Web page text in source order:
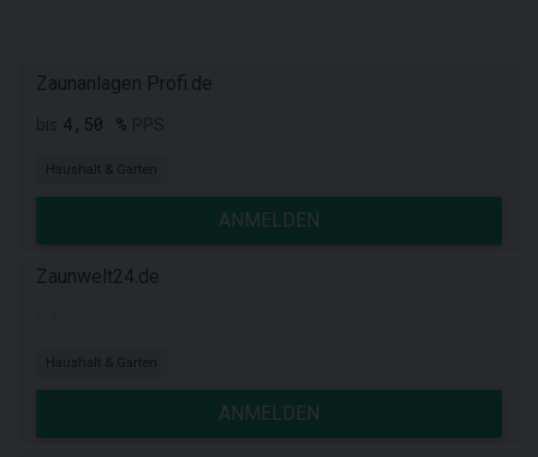
Zaunanlagen Profi.de
4,50 %
Haushalt & Garten
ANMELDEN
Zaunwelt24.de
Haushalt & Garten
ANMELDEN